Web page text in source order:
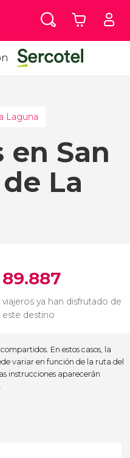
Laguna
en San
La
89.887
viajeros ya han disfrutado de
este destino
En estos casos, la
variar en función de la ruta del
instrucciones aparecerán